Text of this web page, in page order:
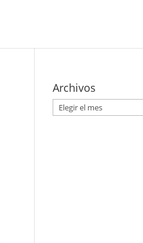
Archivos
Archivos